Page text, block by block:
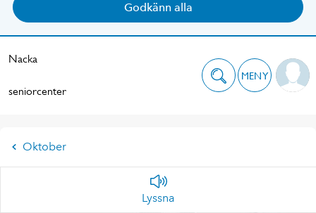
Godkänn alla
Nacka
seniorcenter
MENY
Oktober
Lyssna